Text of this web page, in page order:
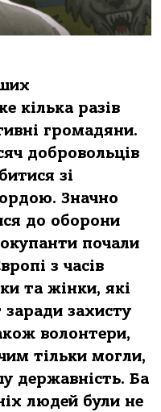
кілька разів
громадяни.
добровольців
зі
Значно
до оборони
почали
з часів
та жінки, які
захисту
волонтери,
тільки могли,
державність. Ба
людей були не